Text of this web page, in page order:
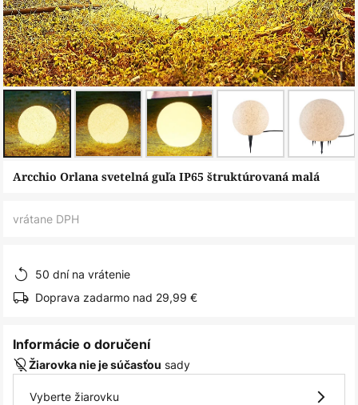
Preskočiť
Arcchio Orlana svetelná guľa IP65 štruktúrovaná malá
vrátane DPH
50 dní na vrátenie
Doprava zadarmo nad 29,99 €
Informácie o doručení
Žiarovka nie je súčasťou sady
Vyberte žiarovku